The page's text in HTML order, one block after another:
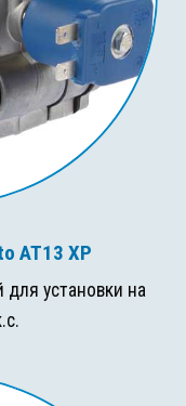
AT13 XP
для установки на